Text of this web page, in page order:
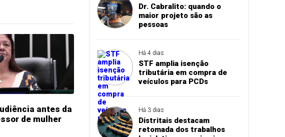
antes da
de mulher
Dr. Cabralito: quando o
maior projeto são as
pessoas
Há 4 dias
STF amplia isenção
tributária em compra de
veículos para PCDs
Há 3 dias
Distritais destacam
retomada dos trabalhos